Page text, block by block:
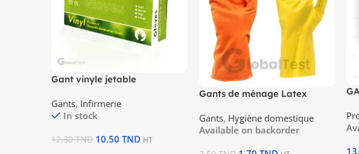
Gant vinyle jetable
Gants, Infirmerie
In stock
12.30TND 10.50 TND HT
Gants de ménage Latex
Gants, Hygiène domestique
Available on backorder